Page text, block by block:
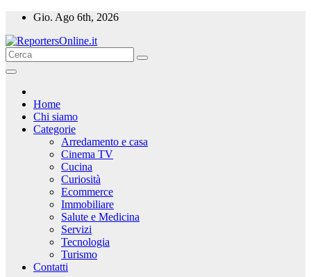
Salta
contenuto
Gio. Ago 6th, 2026
Home
Chi siamo
Categorie
Arredamento e casa
Cinema TV
Cucina
Curiosità
Ecommerce
Immobiliare
Salute e Medicina
Servizi
Tecnologia
Turismo
Contatti